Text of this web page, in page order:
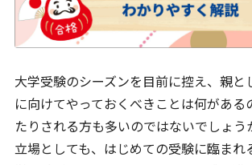
大学受験のシーズンを目前に控え、親と
に向けてやっておくべきことは何がある
たりされる方も多いのではないでしょう
立場としても、はじめての受験に臨まれ